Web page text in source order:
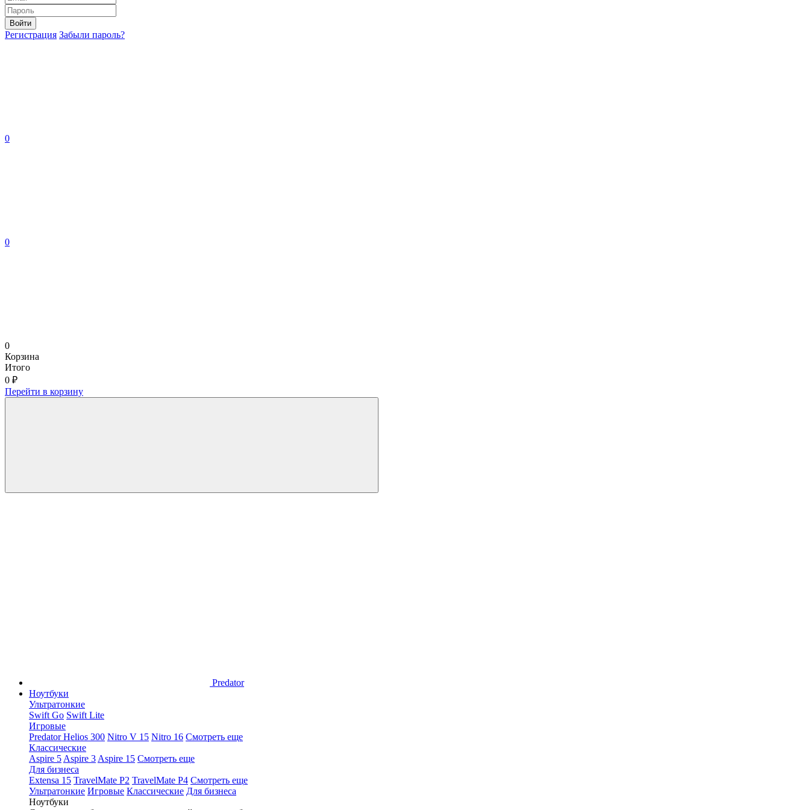
Войти
Регистрация Забыли пароль?
0
0
0
Корзина
Итого
0 ₽
Перейти в корзину
Predator
Ноутбуки
Ультратонкие
Swift Go Swift Lite
Игровые
Predator Helios 300 Nitro V 15 Nitro 16 Смотреть еще
Классические
Aspire 5 Aspire 3 Aspire 15 Смотреть еще
Для бизнеса
Extensa 15 TravelMate P2 TravelMate P4 Смотреть еще
Ультратонкие Игровые Классические Для бизнеса
Ноутбуки